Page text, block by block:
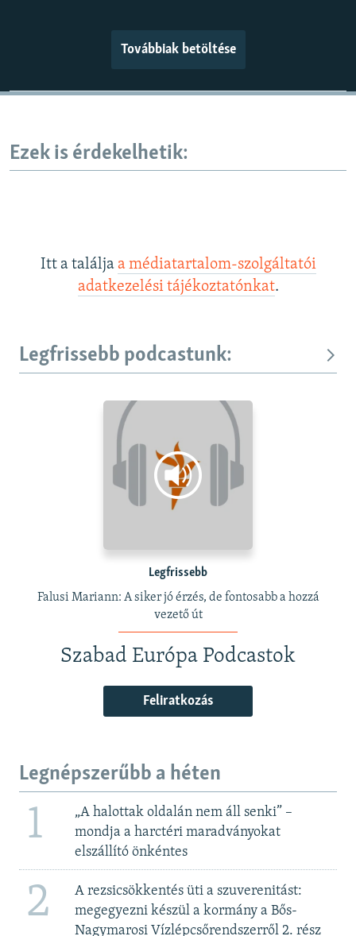
Továbbiak betöltése
Ezek is érdekelhetik:
Itt a találja a médiatartalom-szolgáltatói
adatkezelési tájékoztatónkat.
Legfrissebb podcastunk:
Legfrissebb
Falusi Mariann: A siker jó érzés, de fontosabb a hozzá
vezető út
Szabad Európa Podcastok
Feliratkozás
Legnépszerűbb a héten
1
„A halottak oldalán nem áll senki” –
mondja a harctéri maradványokat
elszállító önkéntes
2
A rezsicsökkentés üti a szuverenitást:
megegyezni készül a kormány a Bős-
Nagymarosi Vízlépcsőrendszerről 2. rész